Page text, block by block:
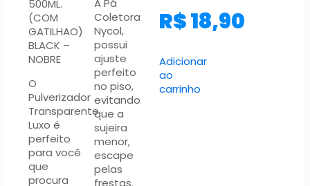
500ML.
(COM
GATILHAO)
BLACK –
NOBRE
O
Pulverizador
Transparente
Luxo é
perfeito
para você
que
procura
Coletora
Nycol,
possui
ajuste
perfeito
no piso,
evitando
que a
sujeira
menor,
escape
pelas
frestas.
R$18,90
Adicionar
ao
carrinho